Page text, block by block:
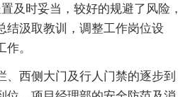
及时妥当，较好的规避了风险，
结汲取教训，调整工作岗位设
。
、西侧大门及行人门禁的逐步到